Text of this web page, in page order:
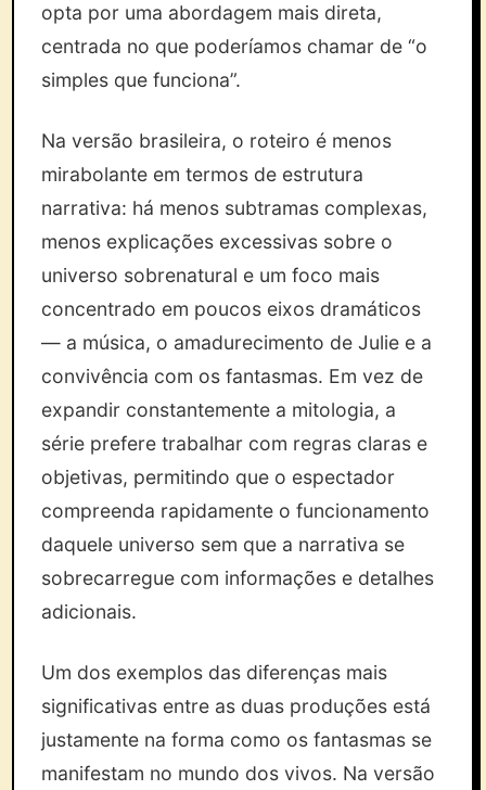
opta por uma abordagem mais direta,
centrada no que poderíamos chamar de “o
simples que funciona”.
Na versão brasileira, o roteiro é menos
mirabolante em termos de estrutura
narrativa: há menos subtramas complexas,
menos explicações excessivas sobre o
universo sobrenatural e um foco mais
concentrado em poucos eixos dramáticos
— a música, o amadurecimento de Julie e a
convivência com os fantasmas. Em vez de
expandir constantemente a mitologia, a
série prefere trabalhar com regras claras e
objetivas, permitindo que o espectador
compreenda rapidamente o funcionamento
daquele universo sem que a narrativa se
sobrecarregue com informações e detalhes
adicionais.
Um dos exemplos das diferenças mais
significativas entre as duas produções está
justamente na forma como os fantasmas se
manifestam no mundo dos vivos. Na versão